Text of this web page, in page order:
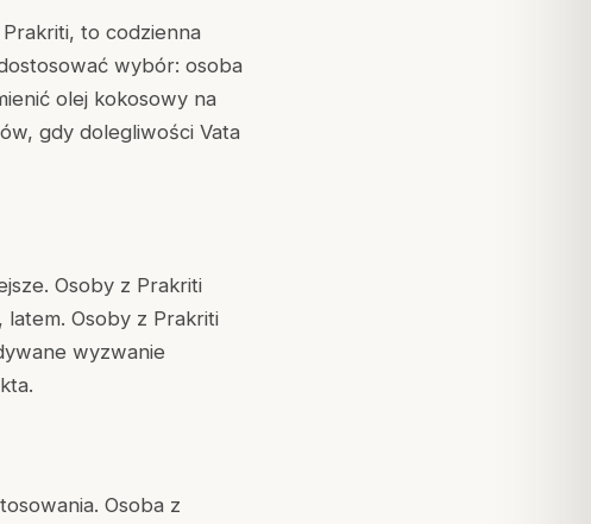
to codzienna
wybór: osoba
olej kokosowy na
gdy dolegliwości Vata
Osoby z Prakriti
latem. Osoby z Prakriti
wyzwanie
Osoba z